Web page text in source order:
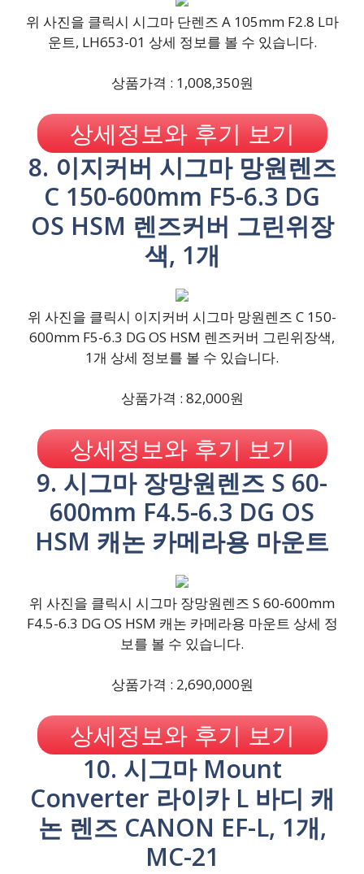
위 사진을 클릭시 시그마 단렌즈 A 105mm F2.8 L마
운트, LH653-01 상세 정보를 볼 수 있습니다.
상품가격 : 1,008,350원
상세정보와 후기 보기
8. 이지커버 시그마 망원렌즈
C 150-600mm F5-6.3 DG
OS HSM 렌즈커버 그린위장
색, 1개
위 사진을 클릭시 이지커버 시그마 망원렌즈 C 150-
600mm F5-6.3 DG OS HSM 렌즈커버 그린위장색,
1개 상세 정보를 볼 수 있습니다.
상품가격 : 82,000원
상세정보와 후기 보기
9. 시그마 장망원렌즈 S 60-
600mm F4.5-6.3 DG OS
HSM 캐논 카메라용 마운트
위 사진을 클릭시 시그마 장망원렌즈 S 60-600mm
F4.5-6.3 DG OS HSM 캐논 카메라용 마운트 상세 정
보를 볼 수 있습니다.
상품가격 : 2,690,000원
상세정보와 후기 보기
10. 시그마 Mount
Converter 라이카 L 바디 캐
논 렌즈 CANON EF-L, 1개,
MC-21